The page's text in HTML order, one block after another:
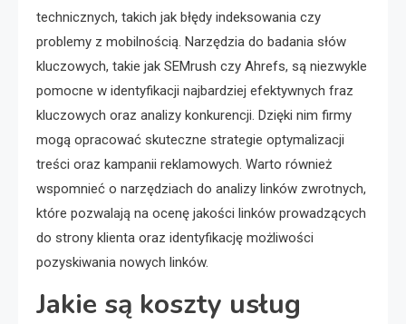
technicznych, takich jak błędy indeksowania czy
problemy z mobilnością. Narzędzia do badania słów
kluczowych, takie jak SEMrush czy Ahrefs, są niezwykle
pomocne w identyfikacji najbardziej efektywnych fraz
kluczowych oraz analizy konkurencji. Dzięki nim firmy
mogą opracować skuteczne strategie optymalizacji
treści oraz kampanii reklamowych. Warto również
wspomnieć o narzędziach do analizy linków zwrotnych,
które pozwalają na ocenę jakości linków prowadzących
do strony klienta oraz identyfikację możliwości
pozyskiwania nowych linków.
Jakie są koszty usług